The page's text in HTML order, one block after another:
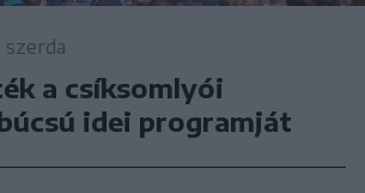
szerda
a csíksomlyói
idei programját